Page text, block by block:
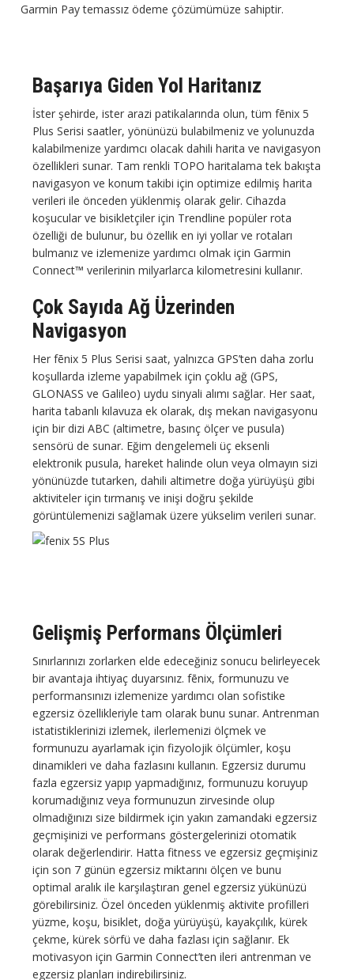
Garmin Pay temassız ödeme çözümümüze sahiptir.
Başarıya Giden Yol Haritanız
İster şehirde, ister arazi patikalarında olun, tüm fēnix 5
Plus Serisi saatler, yönünüzü bulabilmeniz ve yolunuzda
kalabilmenize yardımcı olacak dahili harita ve navigasyon
özellikleri sunar. Tam renkli TOPO haritalama tek bakışta
navigasyon ve konum takibi için optimize edilmiş harita
verileri ile önceden yüklenmiş olarak gelir. Cihazda
koşucular ve bisikletçiler için Trendline popüler rota
özelliği de bulunur, bu özellik en iyi yollar ve rotaları
bulmanız ve izlemenize yardımcı olmak için Garmin
Connect™ verilerinin milyarlarca kilometresini kullanır.
Çok Sayıda Ağ Üzerinden
Navigasyon
Her fēnix 5 Plus Serisi saat, yalnızca GPS’ten daha zorlu
koşullarda izleme yapabilmek için çoklu ağ (GPS,
GLONASS ve Galileo) uydu sinyali alımı sağlar. Her saat,
harita tabanlı kılavuza ek olarak, dış mekan navigasyonu
için bir dizi ABC (altimetre, basınç ölçer ve pusula)
sensörü de sunar. Eğim dengelemeli üç eksenli
elektronik pusula, hareket halinde olun veya olmayın sizi
yönünüzde tutarken, dahili altimetre doğa yürüyüşü gibi
aktiviteler için tırmanış ve inişi doğru şekilde
görüntülemenizi sağlamak üzere yükselim verileri sunar.
Gelişmiş Performans Ölçümleri
Sınırlarınızı zorlarken elde edeceğiniz sonucu belirleyecek
bir avantaja ihtiyaç duyarsınız. fēnix, formunuzu ve
performansınızı izlemenize yardımcı olan sofistike
egzersiz özellikleriyle tam olarak bunu sunar. Antrenman
istatistiklerinizi izlemek, ilerlemenizi ölçmek ve
formunuzu ayarlamak için fizyolojik ölçümler, koşu
dinamikleri ve daha fazlasını kullanın. Egzersiz durumu
fazla egzersiz yapıp yapmadığınız, formunuzu koruyup
korumadığınız veya formunuzun zirvesinde olup
olmadığınızı size bildirmek için yakın zamandaki egzersiz
geçmişinizi ve performans göstergelerinizi otomatik
olarak değerlendirir. Hatta fitness ve egzersiz geçmişiniz
için son 7 günün egzersiz miktarını ölçen ve bunu
optimal aralık ile karşılaştıran genel egzersiz yükünüzü
görebilirsiniz. Özel önceden yüklenmiş aktivite profilleri
yüzme, koşu, bisiklet, doğa yürüyüşü, kayakçılık, kürek
çekme, kürek sörfü ve daha fazlası için sağlanır. Ek
motivasyon için Garmin Connect’ten ileri antrenman ve
egzersiz planları indirebilirsiniz.